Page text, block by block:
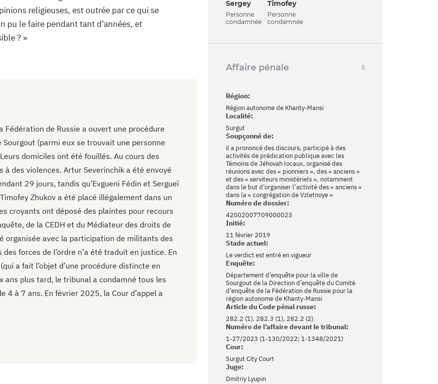
religieuses, est outrée par ce qui se
pu le faire pendant tant d’années, et
? »
Fédération de Russie a ouvert une procédure
(parmi eux se trouvait une personne
domiciles ont été fouillés. Au cours des
des violences. Artur Severinchik a été envoyé
29 jours, tandis qu’Evgueni Fédin et Sergueï
Zhukov a été placé illégalement dans un
croyants ont déposé des plaintes pour recours
de la CEDH et du Médiateur des droits de
organisée avec la participation de militants des
forces de l’ordre n’a été traduit en justice. En
a fait l’objet d’une procédure distincte en
plus tard, le tribunal a condamné tous les
4 à 7 ans. En février 2025, la Cour d’appel a
Sergey
Personne
condamnée
Timofey
Personne
condamnée
Affaire pénale
Région:
Région autonome de Khanty-Mansi
Localité:
Surgut
Soupçonné de:
il a prononcé des discours, participé à des
activités de prédication publique avec les
Témoins de Jéhovah locaux, organisé des
réunions avec des « pionniers », des « anciens »
et des « serviteurs ministériels », notamment
dans le but d’organiser l’activité des « anciens »
dans la « congrégation de Vzletnoye »
Numéro de dossier:
42002007709000023
Initié:
11 février 2019
Stade actuel:
Le verdict est entré en vigueur
Enquête:
Département d’enquête pour la ville de
Sourgout de la Direction d’enquête du Comité
d’enquête de la Fédération de Russie pour la
région autonome de Khanty-Mansi
Article du Code pénal russe:
282.2 (1), 282.3 (1), 282.2 (2)
Numéro de l’affaire devant le tribunal:
1-27/2023 (1-130/2022; 1-1348/2021)
Cour:
Surgut City Court
Juge:
Dmitriy Lyupin